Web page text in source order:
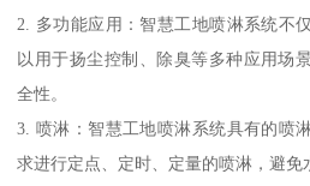
2. 多功能应用：智慧工地喷淋系统不
以用于扬尘控制、除臭等多种应用场
全性。
3. 喷淋：智慧工地喷淋系统具有的喷
求进行定点、定时、定量的喷淋，避免